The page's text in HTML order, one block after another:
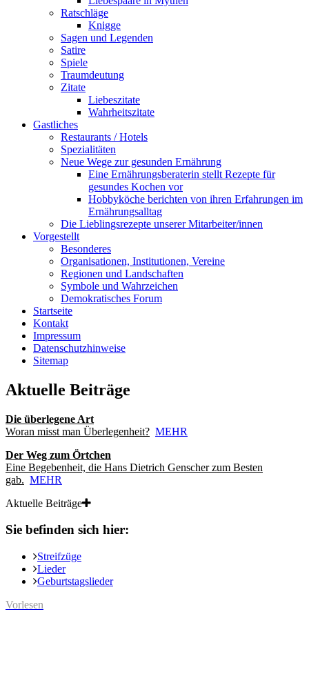
Ratschläge
Knigge
Sagen und Legenden
Satire
Spiele
Traumdeutung
Zitate
Liebeszitate
Wahrheitszitate
Gastliches
Restaurants / Hotels
Spezialitäten
Neue Wege zur gesunden Ernährung
Eine Ernährungsberaterin stellt Rezepte für
gesundes Kochen vor
Hobbyköche berichten von ihren Erfahrungen im
Ernährungsalltag
Die Lieblingsrezepte unserer Mitarbeiter/innen
Vorgestellt
Besonderes
Organisationen, Institutionen, Vereine
Regionen und Landschaften
Symbole und Wahrzeichen
Demokratisches Forum
Startseite
Kontakt
Impressum
Datenschutzhinweise
Sitemap
Aktuelle Beiträge
Die überlegene Art
Woran misst man Überlegenheit? MEHR
Der Weg zum Örtchen
Eine Begebenheit, die Hans Dietrich Genscher zum Besten
gab. MEHR
Aktuelle Beiträge
Sie befinden sich hier:
Streifzüge
Lieder
Geburtstagslieder
Vorlesen